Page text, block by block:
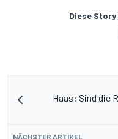
Diese
Haas: Sind die
NÄCHSTER ARTIKEL